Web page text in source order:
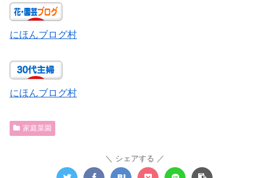
にほんブログ村
にほんブログ村
家庭菜園
シェアする